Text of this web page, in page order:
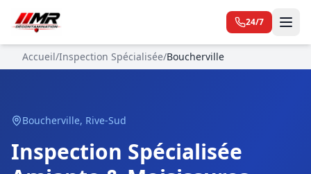
24/7
Accueil/Inspection Spécialisée/Boucherville
Boucherville, Rive-Sud
Inspection Spécialisée